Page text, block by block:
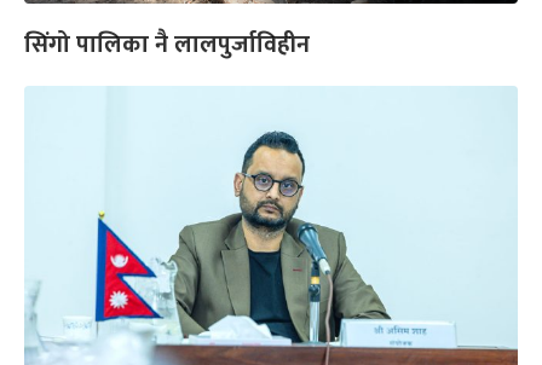
सिंगो पालिका नै लालपुर्जाविहीन